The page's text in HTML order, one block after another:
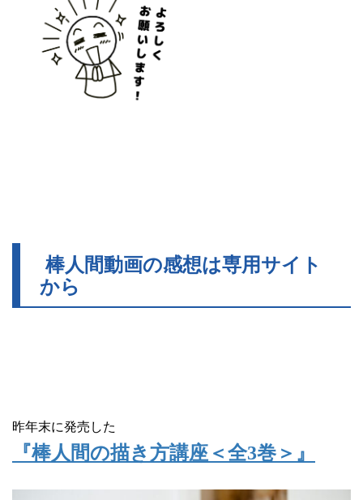
棒人間動画の感想は専用サイト
から
昨年末に発売した
『棒人間の描き方講座＜全3巻＞』